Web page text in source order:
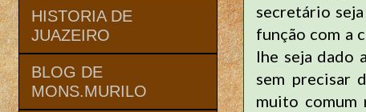
secretário
função com a
lhe seja dado
sem precisar
muito comum
HISTORIA DE
JUAZEIRO
BLOG DE
MONS.MURILO